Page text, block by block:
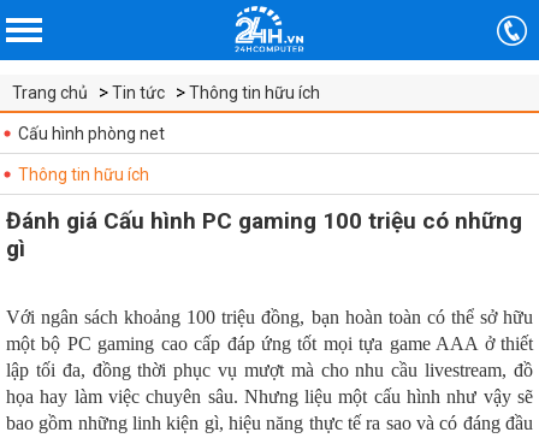
Trang chủ Tin tức Thông tin hữu ích
Cấu hình phòng net
Thông tin hữu ích
Đánh giá Cấu hình PC gaming 100 triệu có những
gì
Với ngân sách khoảng 100 triệu đồng, bạn hoàn toàn có thể sở hữu
một bộ PC gaming cao cấp đáp ứng tốt mọi tựa game AAA ở thiết
lập tối đa, đồng thời phục vụ mượt mà cho nhu cầu livestream, đồ
họa hay làm việc chuyên sâu. Nhưng liệu một cấu hình như vậy sẽ
bao gồm những linh kiện gì, hiệu năng thực tế ra sao và có đáng đầu